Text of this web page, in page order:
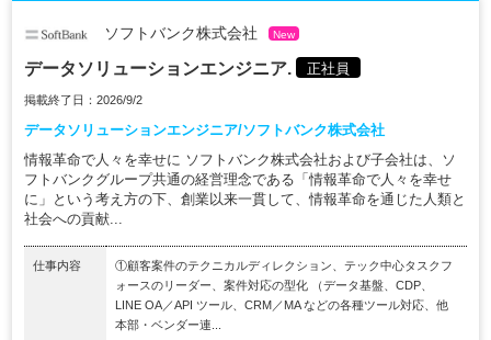
ソフトバンク株式会社 New
データソリューションエンジニア. 正社員
掲載終了日：2026/9/2
データソリューションエンジニア/ソフトバンク株式会社
情報革命で人々を幸せに ソフトバンク株式会社および子会社は、ソ
フトバンクグループ共通の経営理念である「情報革命で人々を幸せ
に」という考え方の下、創業以来一貫して、情報革命を通じた人類と
社会への貢献...
仕事内容
①顧客案件のテクニカルディレクション、テック中心タスクフ
ォースのリーダー、案件対応の型化 （データ基盤、CDP、
LINE OA／API ツール、CRM／MA などの各種ツール対応、他
本部・ベンダー連...